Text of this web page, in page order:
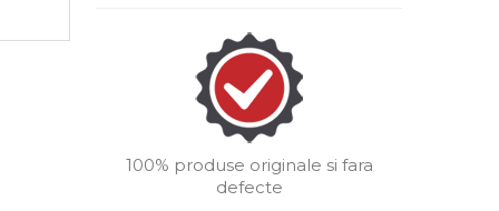
100% produse originale si fara
defecte